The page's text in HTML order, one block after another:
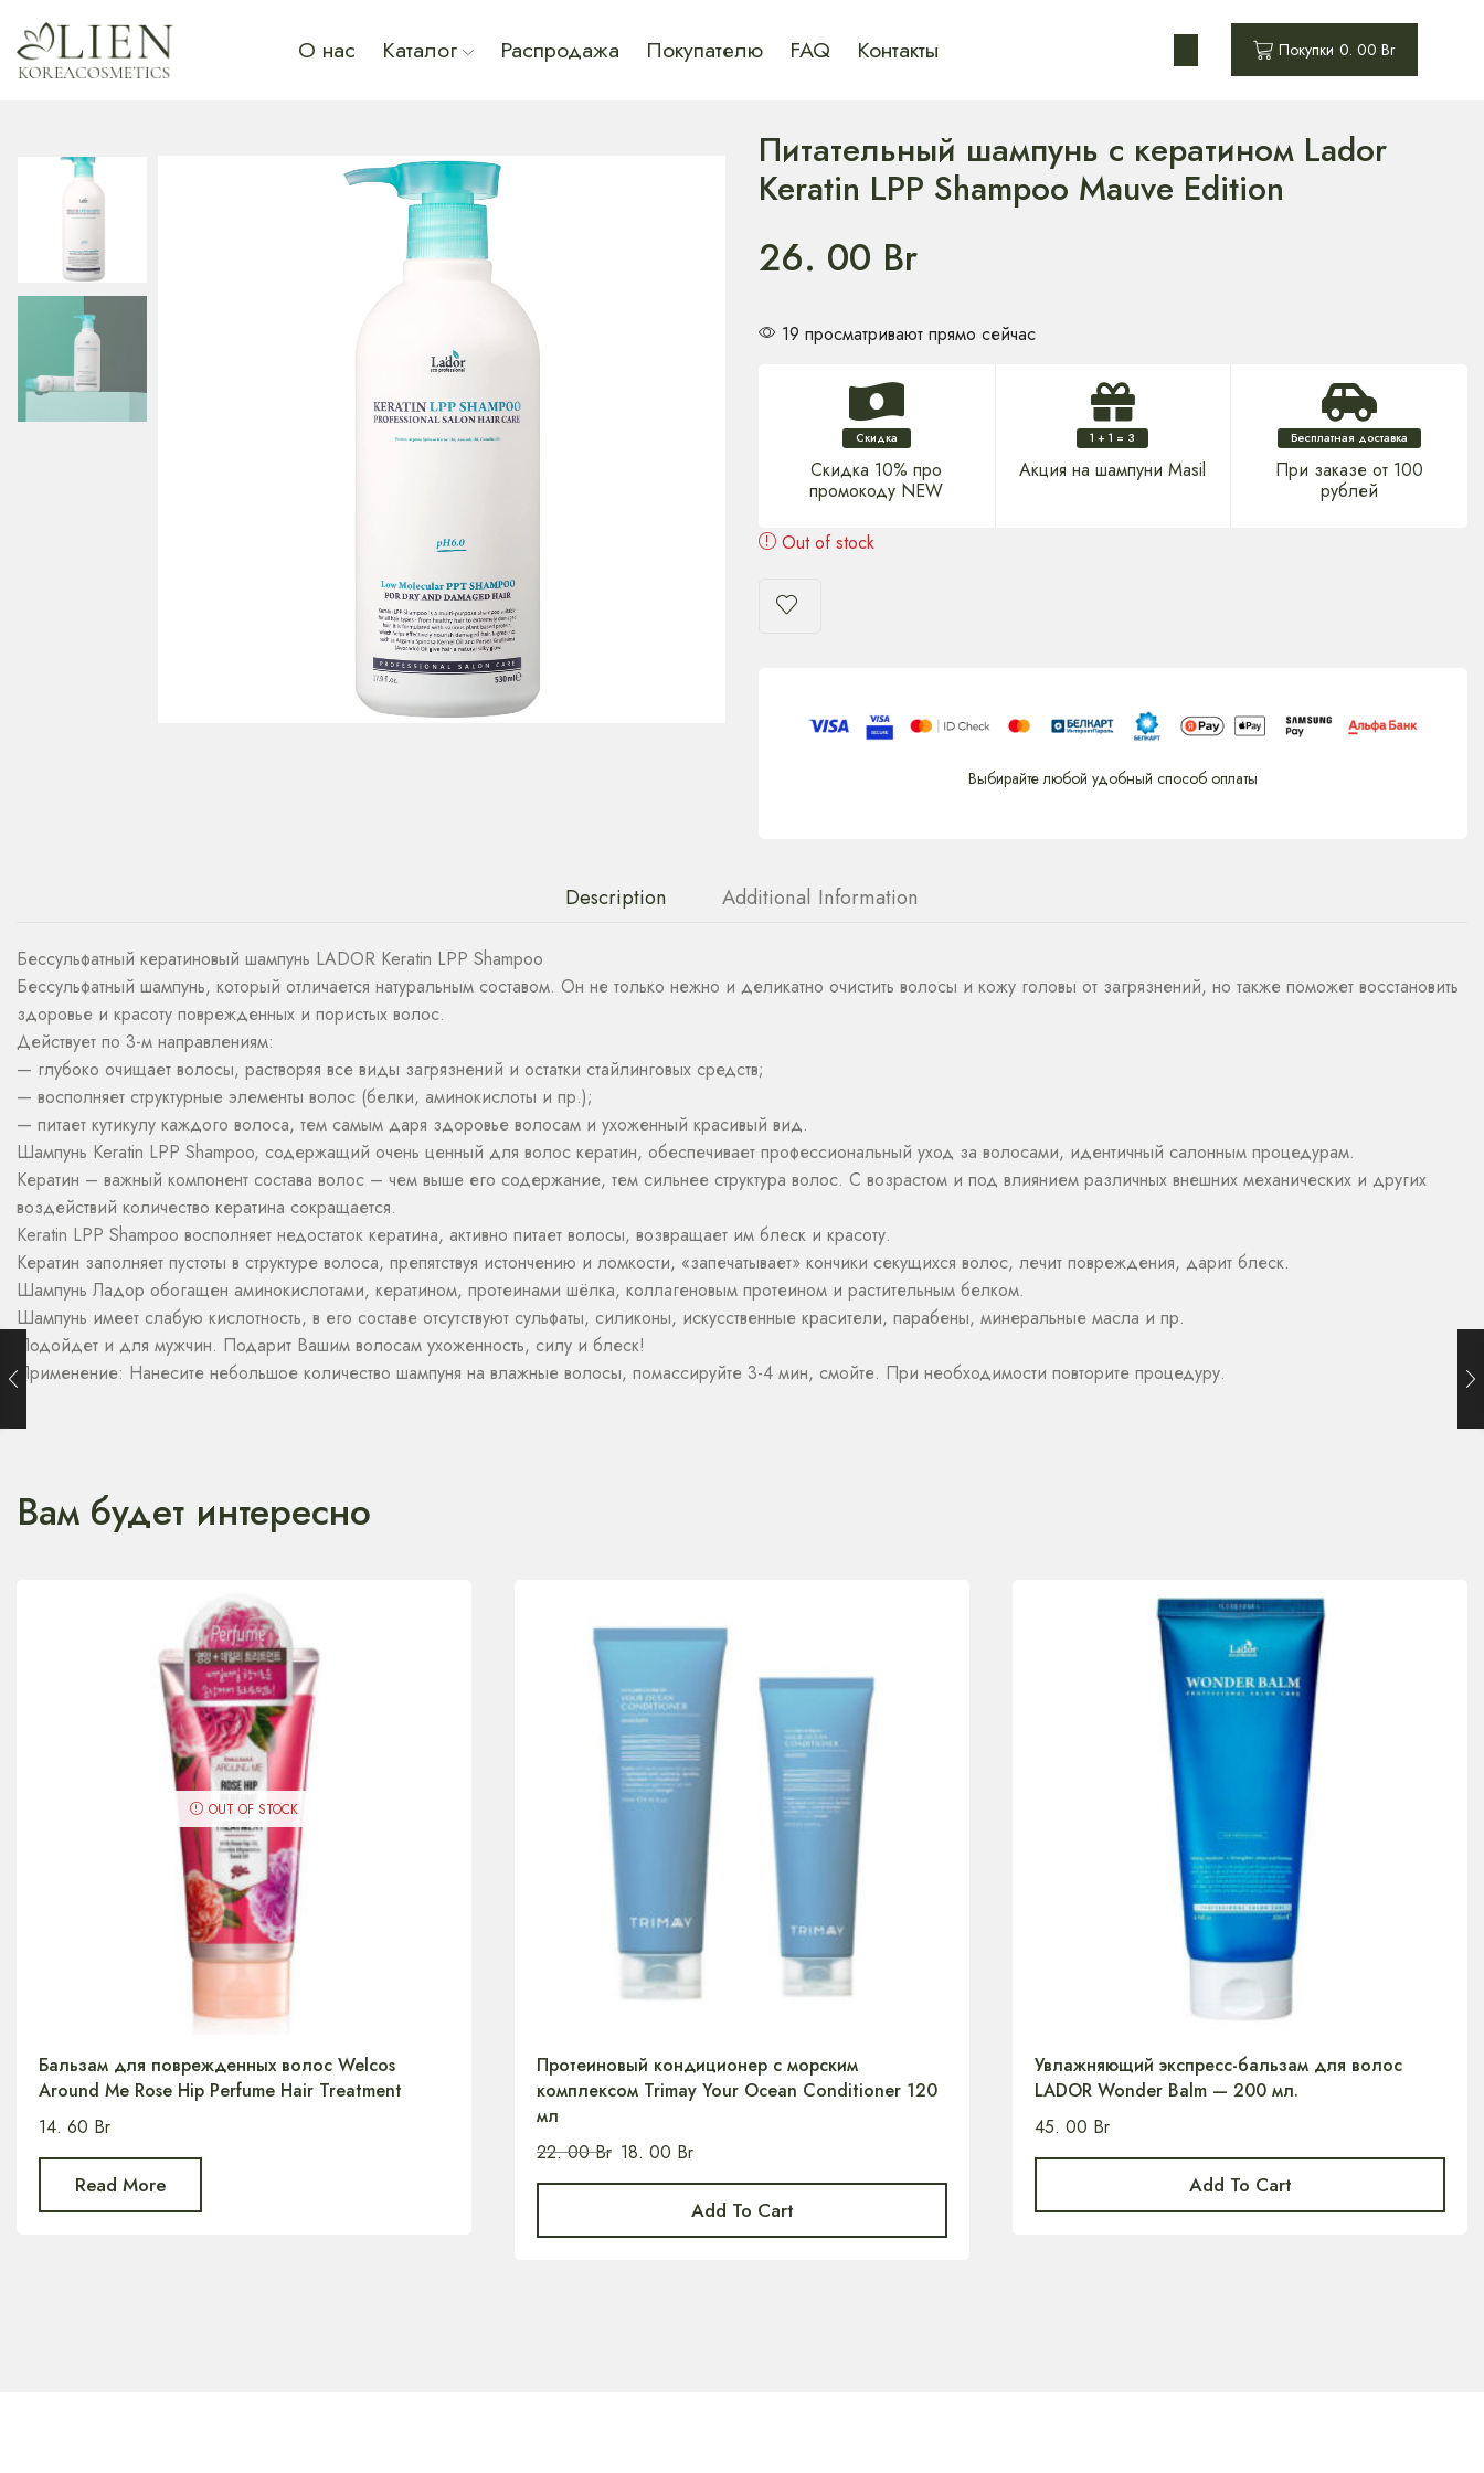
О нас Каталог Распродажа Покупателю FAQ Контакты Покупки 0. 00Br
Питательный шампунь с кератином Lador
Keratin LPP Shampoo Mauve Edition
26. 00 Br
19 просматривают прямо сейчас
Скидка
Скидка 10% про
промокоду NEW
1 + 1 = 3
Акция на шампуни Masil
Бесплатная доставка
При заказе от 100
рублей
Out of stock
Выбирайте любой удобный способ оплаты
Description Additional Information
Бессульфатный кератиновый шампунь LADOR Keratin LPP Shampoo
Бессульфатный шампунь, который отличается натуральным составом. Он не только нежно и деликатно очистить волосы и кожу головы от загрязнений, но также поможет восстановить
здоровье и красоту поврежденных и пористых волос.
Действует по 3-м направлениям:
— глубоко очищает волосы, растворяя все виды загрязнений и остатки стайлинговых средств;
— восполняет структурные элементы волос (белки, аминокислоты и пр.);
— питает кутикулу каждого волоса, тем самым даря здоровье волосам и ухоженный красивый вид.
Шампунь Keratin LPP Shampoo, содержащий очень ценный для волос кератин, обеспечивает профессиональный уход за волосами, идентичный салонным процедурам.
Кератин – важный компонент состава волос – чем выше его содержание, тем сильнее структура волос. С возрастом и под влиянием различных внешних механических и других
воздействий количество кератина сокращается.
Keratin LPP Shampoo восполняет недостаток кератина, активно питает волосы, возвращает им блеск и красоту.
Кератин заполняет пустоты в структуре волоса, препятствуя истончению и ломкости, «запечатывает» кончики секущихся волос, лечит повреждения, дарит блеск.
Шампунь Ладор обогащен аминокислотами, кератином, протеинами шёлка, коллагеновым протеином и растительным белком.
Шампунь имеет слабую кислотность, в его составе отсутствуют сульфаты, силиконы, искусственные красители, парабены, минеральные масла и пр.
Подойдет и для мужчин. Подарит Вашим волосам ухоженность, силу и блеск!
Применение: Нанесите небольшое количество шампуня на влажные волосы, помассируйте 3-4 мин, смойте. При необходимости повторите процедуру.
Вам будет интересно
OUT OF STOCK
Бальзам для поврежденных волос Welcos
Around Me Rose Hip Perfume Hair Treatment
14. 60 Br
Read More
Протеиновый кондиционер c морским
комплексом Trimay Your Ocean Conditioner 120
мл
22. 00Br 18. 00 Br
Add To Cart
Увлажняющий экспресс-бальзам для волос
LADOR Wonder Balm — 200 мл.
45. 00 Br
Add To Cart